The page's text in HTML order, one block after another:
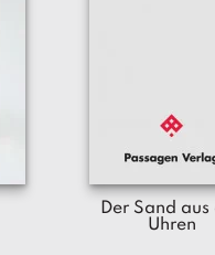
Der Sand aus
Uhren